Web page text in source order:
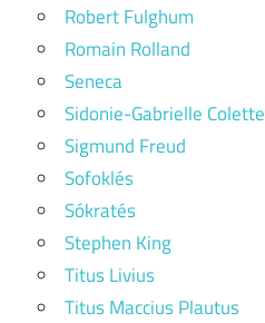
Robert Fulghum
Romain Rolland
Seneca
Sidonie-Gabrielle Colette
Sigmund Freud
Sofoklés
Sókratés
Stephen King
Titus Livius
Titus Maccius Plautus